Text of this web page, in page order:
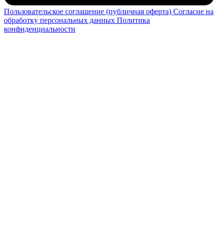
Пользовательское соглашение (публичная оферта) Согласие на
обработку персональных данных Политика
конфиденциальности